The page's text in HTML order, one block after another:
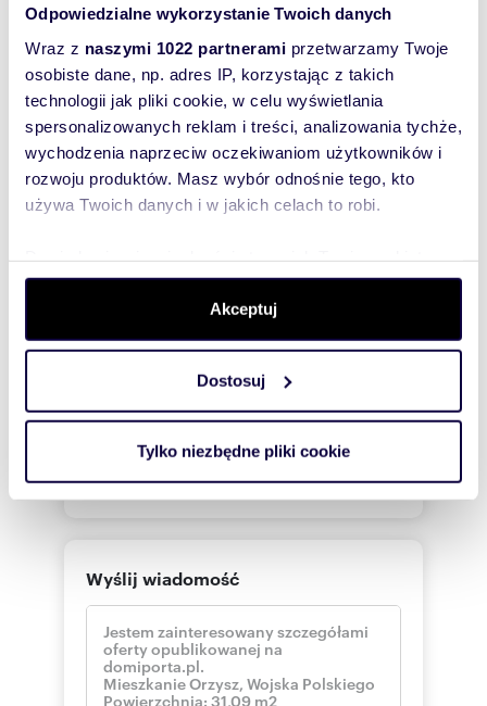
Odpowiedzialne wykorzystanie Twoich danych
Wraz z naszymi 1022 partnerami przetwarzamy Twoje
osobiste dane, np. adres IP, korzystając z takich
technologii jak pliki cookie, w celu wyświetlania
spersonalizowanych reklam i treści, analizowania tychże,
wychodzenia naprzeciw oczekiwaniom użytkowników i
rozwoju produktów. Masz wybór odnośnie tego, kto
używa Twoich danych i w jakich celach to robi.
dane są przetwarzane oraz ustaw własne preferencje w
. W Deklaracji plików cookie możesz
zmienić lub wycofać swoją zgodę w dowolnej chwili.
Wykorzystujemy pliki cookie do spersonalizowania treści
i reklam, aby oferować funkcje społecznościowe i
korzystasz z naszej witryny, udostępniamy partnerom
korzystania z ich usług.
Akceptuj
Dostosuj
Tylko niezbędne pliki cookie
Numer oferty: MKW-MW-1533
Nr licencji zawodowej: 12431
Interesują mnie
podobne oferty
usługach.
(rozwiń)
Administratorem danych
(rozwiń)
Wyślij wiadomość